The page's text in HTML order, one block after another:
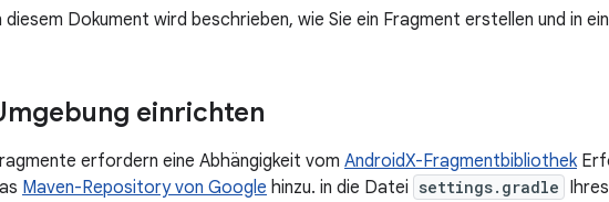
diesem Dokument wird beschrieben, wie Sie ein Fragment erstellen und in
einrichten
erfordern eine Abhängigkeit vom AndroidX-Fragmentbibliothek
Maven-Repository von Google hinzu. in die Datei settings.gradle